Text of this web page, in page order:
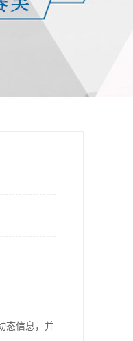
态信息，并